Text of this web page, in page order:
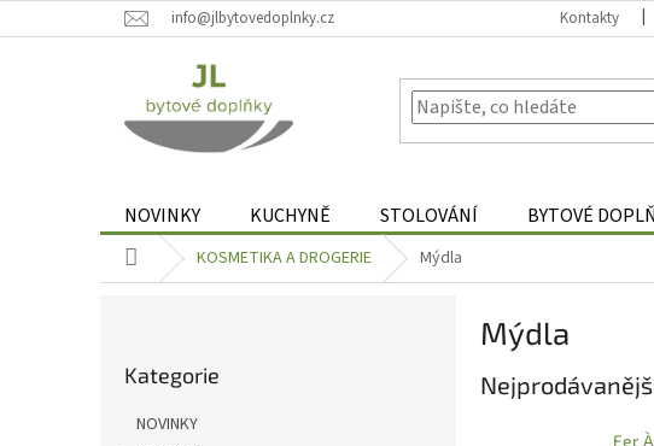
na
info@jlbytovedoplnky.cz Kontakty
NOVINKY KUCHYNĚ STOLOVÁNÍ BYTOVÉ
Domů KOSMETIKA A DROGERIE Mýdla
kategorie
Kategorie
NOVINKY
Mýdla
Fer